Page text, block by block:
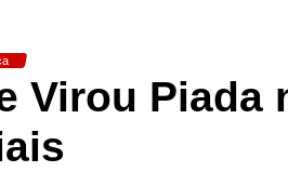
Virou Piada